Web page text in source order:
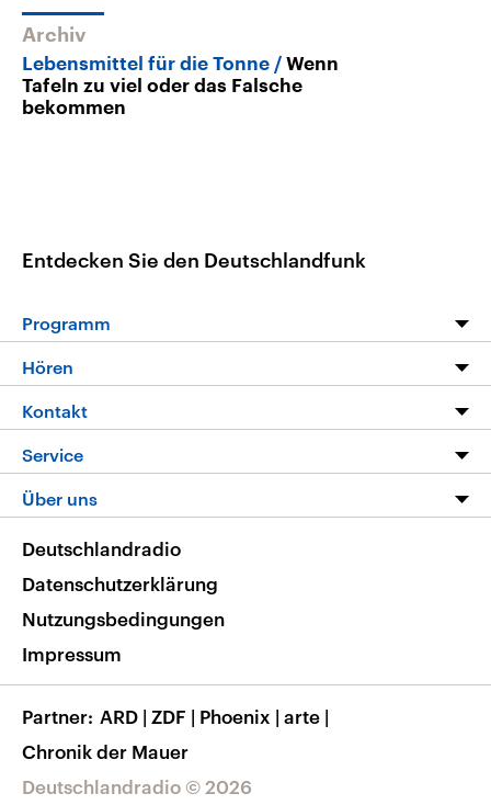
Archiv
Lebensmittel für die Tonne
Wenn
Tafeln zu viel oder das Falsche
bekommen
Entdecken Sie den Deutschlandfunk
Programm
Programm
Die Nachrichten
Nachrichtenleicht
Neue Beiträge auf dlf.de
Hören
Livestream
Podcasts
Deutschlandfunk App
Nachrichten App
Frequenzen
Kontakt
Hörerservice
Service
FAQ
Veranstaltungen
Musikliste
RSS
Über uns
Barrierefreiheit
Deutschlandradio © 2026
Deutschlandradio
Datenschutzerklärung
Nutzungsbedingungen
Impressum
Partner ARD | ZDF | Phoenix | arte |
Chronik der Mauer